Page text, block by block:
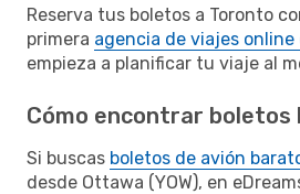
Reserva tus boletos a Toronto
primera agencia de viajes online
empieza a planificar tu viaje al
Cómo encontrar boletos
Si buscas boletos de avión
desde Ottawa (YOW), en